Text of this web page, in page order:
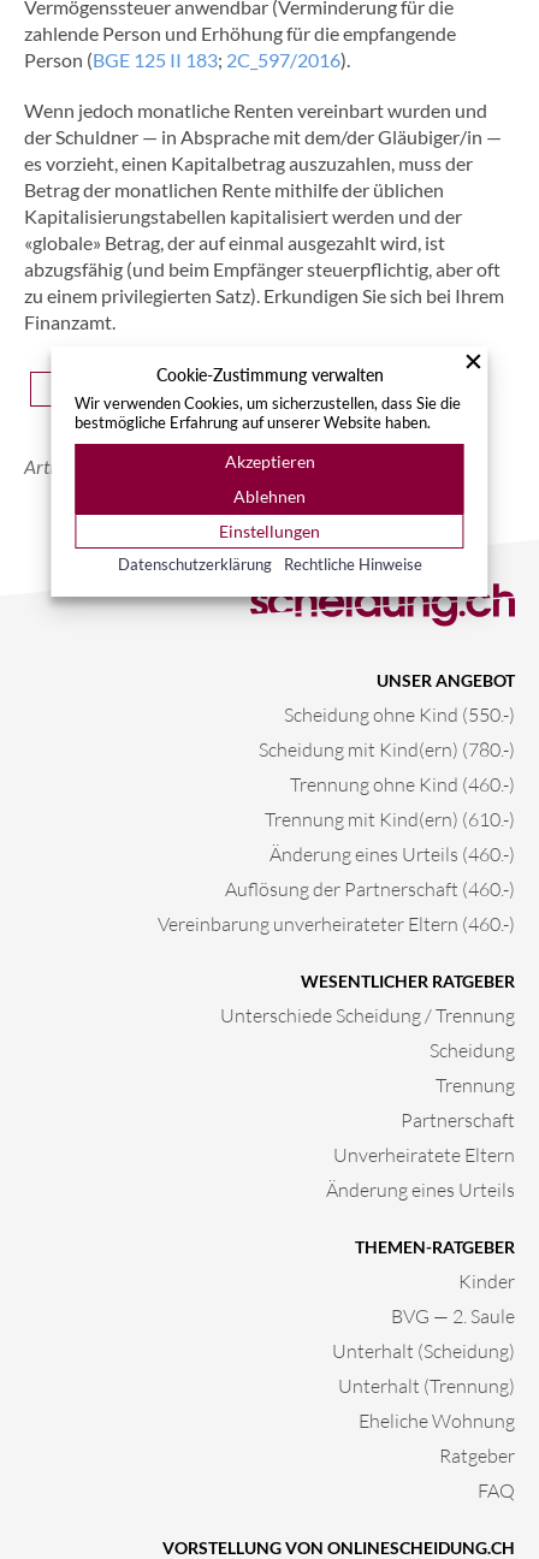
Vermögenssteuer anwendbar (Verminderung für die
zahlende Person und Erhöhung für die empfangende
Person (BGE 125 II 183; 2C_597/2016).
Wenn jedoch monatliche Renten vereinbart wurden und
der Schuldner — in Absprache mit dem/der Gläubiger/in —
es vorzieht, einen Kapitalbetrag auszuzahlen, muss der
Betrag der monatlichen Rente mithilfe der üblichen
Kapitalisierungstabellen kapitalisiert werden und der
«globale» Betrag, der auf einmal ausgezahlt wird, ist
abzugsfähig (und beim Empfänger steuerpflichtig, aber oft
zu einem privilegierten Satz). Erkundigen Sie sich bei Ihrem
Finanzamt.
Artikel aktualisiert am 05/06/2025
UNSER ANGEBOT
Scheidung ohne Kind (550.-)
Scheidung mit Kind(ern) (780.-)
Trennung ohne Kind (460.-)
Trennung mit Kind(ern) (610.-)
Änderung eines Urteils (460.-)
Auflösung der Partnerschaft (460.-)
Vereinbarung unverheirateter Eltern (460.-)
WESENTLICHER RATGEBER
Unterschiede Scheidung / Trennung
Scheidung
Trennung
Partnerschaft
Unverheiratete Eltern
Änderung eines Urteils
THEMEN-RATGEBER
Kinder
BVG — 2. Saule
Unterhalt (Scheidung)
Unterhalt (Trennung)
Eheliche Wohnung
Ratgeber
FAQ
VORSTELLUNG VON ONLINESCHEIDUNG.CH
Cookie-Zustimmung verwalten
Wir verwenden Cookies, um sicherzustellen, dass Sie die
bestmögliche Erfahrung auf unserer Website haben.
Akzeptieren
Ablehnen
Einstellungen
Datenschutzerklärung Rechtliche Hinweise